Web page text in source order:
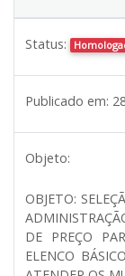
Status:
Publicado em:
Objeto:
OBJETO:
DE PREÇO
ELENCO